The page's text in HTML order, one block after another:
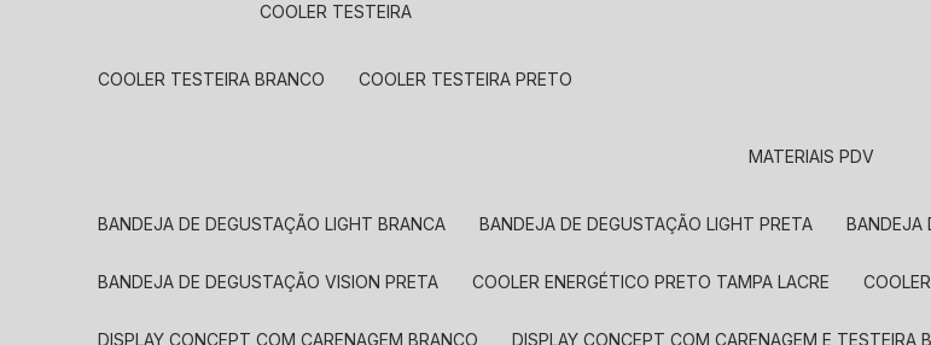
COOLER TESTEIRA
COOLER TESTEIRA BRANCO COOLER TESTEIRA PRETO
MATERIAIS PDV
BANDEJA DE DEGUSTAÇÃO LIGHT BRANCA BANDEJA DE DEGUSTAÇÃO LIGHT PRETA
BANDEJA DE DEGUSTAÇÃO VISION PRETA COOLER ENERGÉTICO PRETO TAMPA LACRE
DISPLAY CONCEPT COM CARENAGEM BRANCO DISPLAY CONCEPT COM CARENAGEM E TESTEIRA